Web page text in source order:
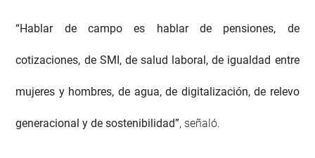
“Hablar de campo es hablar de pensiones, de
cotizaciones, de SMI, de salud laboral, de igualdad entre
mujeres y hombres, de agua, de digitalización, de relevo
generacional y de sostenibilidad”, señaló.